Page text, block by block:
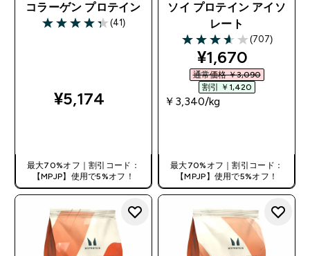
コラーゲン プロテイン
4.29 out of 5 stars
(41)
¥5,174‎
最大70%オフ｜割引コード：
【MPJP】使用で5%オフ！
ソイ プロテイン アイソ
レート
3.63 out of 5 stars
(707)
discounted
¥1,670‎
通常価格 ￥3,090‎
割引 ￥1,420‎
￥3,340‎/kg
最大70%オフ｜割引コード：
【MPJP】使用で5%オフ！